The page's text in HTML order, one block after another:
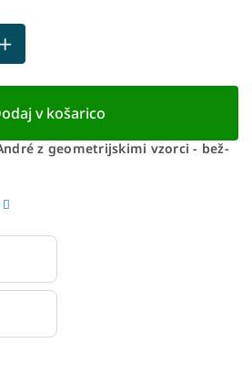
v košarico
z geometrijskimi vzorci - bež-